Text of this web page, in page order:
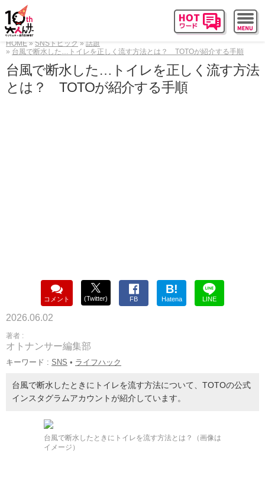
HOME SNSトピック
話題
台風で断水した…トイレを正しく流す方法とは？ TOTOが紹介する手順
台風で断水した…トイレを正しく流す方法
とは？ TOTOが紹介する手順
コメント (Twitter) FB
B!
Hatena LINE
2026.06.02
著者 :
オトナンサー編集部
キーワード : SNS • ライフハック
台風で断水したときにトイレを流す方法について、TOTOの公式
インスタグラムアカウントが紹介しています。
台風で断水したときにトイレを流す方法とは？（画像は
イメージ）